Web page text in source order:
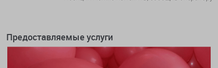
Предоставляемые услуги